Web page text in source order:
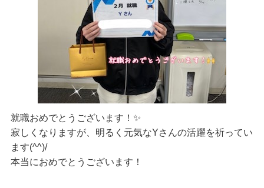
就職おめでとうございます！✨
寂しくなりますが、明るく元気なYさんの活躍を祈ってい
ます(^^)/
本当におめでとうございます！